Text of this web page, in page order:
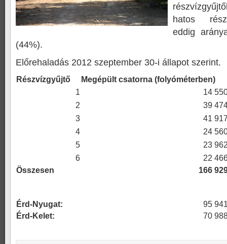
hatos
eddig
(44%).
Előrehaladás 2012 szeptember 30-i állapot szerint.
Részvízgyűjtő
Megépült csatorna (folyóméterben)
1
14
2
39
3
41
4
24
5
23
6
22
Összesen
166
Érd-Nyugat:
95
Érd-Kelet:
70